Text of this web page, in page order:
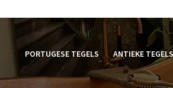
PORTUGESE TEGELS ANTIEKE TEGELS